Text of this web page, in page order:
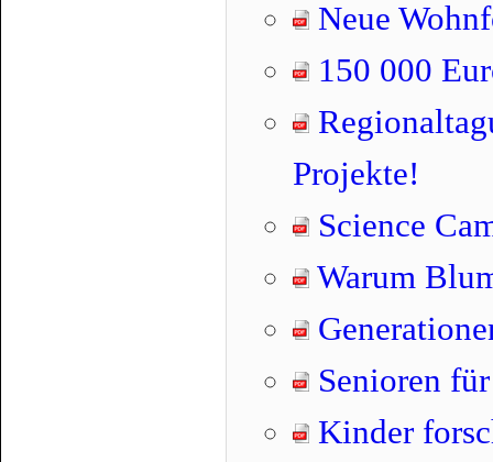
Neue
150 000
Projekte!
Science
Warum
Senioren
Kinder